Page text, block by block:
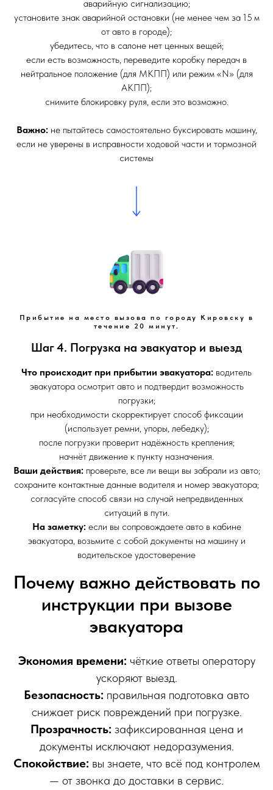
аварийную сигнализацию;
установите знак аварийной остановки (не менее чем за 15 м
от авто в городе);
убедитесь, что в салоне нет ценных вещей;
если есть возможность, переведите коробку передач в
нейтральное положение (для МКПП) или режим «N» (для
АКПП);
снимите блокировку руля, если это возможно.
Важно:не пытайтесь самостоятельно буксировать машину,
если не уверены в исправности ходовой части и тормозной
системы
Прибытие на место вызова по городу Кировску в
течение 20 минут.
Шаг 4. Погрузка на эвакуатор и выезд
Что происходит при прибытии эвакуатора: водитель
эвакуатора осмотрит авто и подтвердит возможность
погрузки;
при необходимости скорректирует способ фиксации
(использует ремни, упоры, лебедку);
после погрузки проверит надёжность крепления;
начнёт движение к пункту назначения.
Ваши действия: проверьте, все ли вещи вы забрали из авто;
сохраните контактные данные водителя и номер эвакуатора;
согласуйте способ связи на случай непредвиденных
ситуаций в пути.
На заметку:если вы сопровождаете авто в кабине
эвакуатора, возьмите с собой документы на машину и
водительское удостоверение
Почему важно действовать по
инструкции при вызове
эвакуатора
Экономия времени: чёткие ответы оператору
ускоряют выезд.
Безопасность: правильная подготовка авто
снижает риск повреждений при погрузке.
Прозрачность: зафиксированная цена и
документы исключают недоразумения.
Спокойствие: вы знаете, что всё под контролем
— от звонка до доставки в сервис.